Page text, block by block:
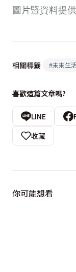
圖片暨資料提
相關標籤 #未來生
喜歡這篇文章嗎?
LINE
收藏
你可能想看